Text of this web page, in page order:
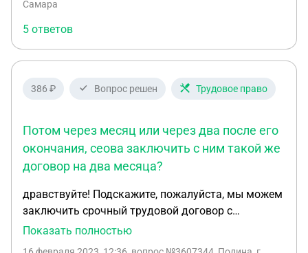
данной организации работы?
водителя ущерб или еще что-то- упущенную
выгоду, убытки, чем это регулируется? Спасибо за
ответ!
Самара
5 ответов
386 ₽ Вопрос решен Трудовое право
Потом через месяц или через два после его
окончания, сеова заключить с ним такой же
договор на два месяца?
дравствуйте! Подскажите, пожалуйста, мы можем
заключить срочный трудовой договор с
водителем спецтехники на два месяца? Потом
Показать полностью